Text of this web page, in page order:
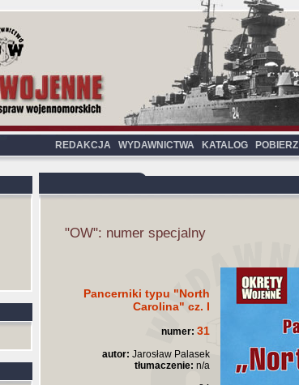
REDAKCJA WYDAWNICTWA KATALOG POBIERZ
"OW": numer specjalny
Pancerniki typu "North
Carolina" cz. I
numer: 31
autor: Jarosław Palasek
tłumaczenie: n/a